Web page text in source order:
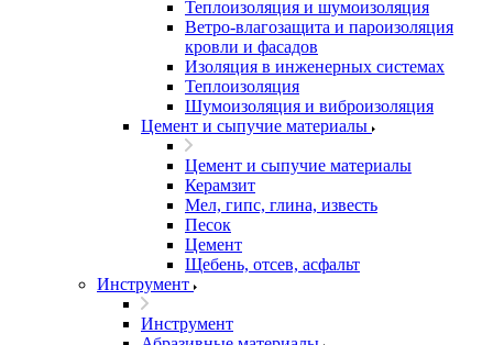
Теплоизоляция и шумоизоляция
Ветро-влагозащита и пароизоляция
кровли и фасадов
Изоляция в инженерных системах
Теплоизоляция
Шумоизоляция и виброизоляция
Цемент и сыпучие материалы
Цемент и сыпучие материалы
Керамзит
Мел, гипс, глина, известь
Песок
Цемент
Щебень, отсев, асфальт
Инструмент
Инструмент